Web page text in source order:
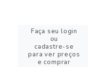
Faça seu login
ou
cadastre-se
para ver preços
e comprar